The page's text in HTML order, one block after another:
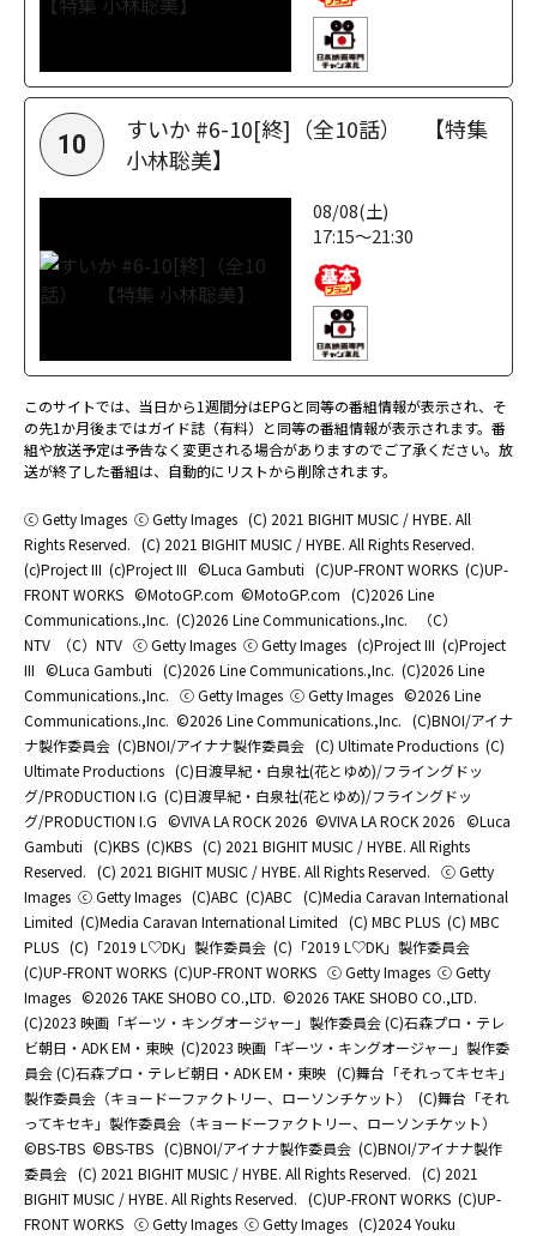
10
すいか #6-10[終]（全10話） 【特集
小林聡美】
08/08(土)
17:15～21:30
このサイトでは、当日から1週間分はEPGと同等の番組情報が表示され、そ
の先1か月後まではガイド誌（有料）と同等の番組情報が表示されます。番
組や放送予定は予告なく変更される場合がありますのでご了承ください。放
送が終了した番組は、自動的にリストから削除されます。
ⓒ Getty Images ⓒ Getty Images (C) 2021 BIGHIT MUSIC / HYBE. All
Rights Reserved. (C) 2021 BIGHIT MUSIC / HYBE. All Rights Reserved.
(c)Project III (c)Project III ©Luca Gambuti (C)UP-FRONT WORKS (C)UP-
FRONT WORKS ©MotoGP.com ©MotoGP.com (C)2026 Line
Communications.,Inc. (C)2026 Line Communications.,Inc.
（C）
NTV
（C）NTV ⓒ Getty Images ⓒ Getty Images (c)Project III (c)Project
III ©Luca Gambuti (C)2026 Line Communications.,Inc. (C)2026 Line
Communications.,Inc. ⓒ Getty Images ⓒ Getty Images ©2026 Line
Communications.,Inc. ©2026 Line Communications.,Inc. (C)BNOI/アイナ
ナ製作委員会 (C)BNOI/アイナナ製作委員会 (C) Ultimate Productions (C)
Ultimate Productions (C)日渡早紀・白泉社(花とゆめ)/フライングドッ
グ/PRODUCTION I.G (C)日渡早紀・白泉社(花とゆめ)/フライングドッ
グ/PRODUCTION I.G ©️VIVA LA ROCK 2026 ©️VIVA LA ROCK 2026 ©Luca
Gambuti (C)KBS (C)KBS (C) 2021 BIGHIT MUSIC / HYBE. All Rights
Reserved. (C) 2021 BIGHIT MUSIC / HYBE. All Rights Reserved. ⓒ Getty
Images ⓒ Getty Images (C)ABC (C)ABC (C)Media Caravan International
Limited (C)Media Caravan International Limited (C) MBC PLUS (C) MBC
PLUS (C)「2019 L♡DK」製作委員会 (C)「2019 L♡DK」製作委員会
(C)UP-FRONT WORKS (C)UP-FRONT WORKS ⓒ Getty Images ⓒ Getty
Images ©2026 TAKE SHOBO CO.,LTD. ©2026 TAKE SHOBO CO.,LTD.
(C)2023 映画「ギーツ・キングオージャー」製作委員会 (C)石森プロ・テレ
ビ朝日・ADK EM・東映 (C)2023 映画「ギーツ・キングオージャー」製作委
員会 (C)石森プロ・テレビ朝日・ADK EM・東映 (C)舞台「それってキセキ」
製作委員会（キョードーファクトリー、ローソンチケット）
(C)舞台「それ
ってキセキ」製作委員会（キョードーファクトリー、ローソンチケット）
©BS-TBS ©BS-TBS (C)BNOI/アイナナ製作委員会 (C)BNOI/アイナナ製作
委員会 (C) 2021 BIGHIT MUSIC / HYBE. All Rights Reserved. (C) 2021
BIGHIT MUSIC / HYBE. All Rights Reserved. (C)UP-FRONT WORKS (C)UP-
FRONT WORKS ⓒ Getty Images ⓒ Getty Images (C)2024 Youku